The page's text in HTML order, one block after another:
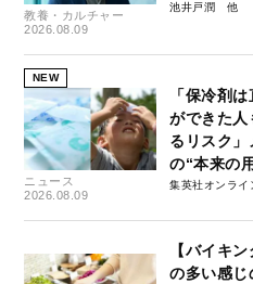
教養・カルチャー
2026.08.09
池井戸潤
NEW
ニュース
2026.08.09
「保冷剤
ができた
るリスク」
の“本来の
集英社オンライ
【バイキ
の多い感じ